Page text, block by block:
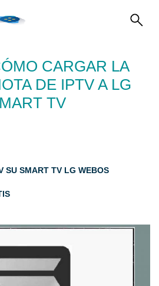
CARGAR LA
DE IPTV A LG
TV
SU SMART TV LG WEBOS